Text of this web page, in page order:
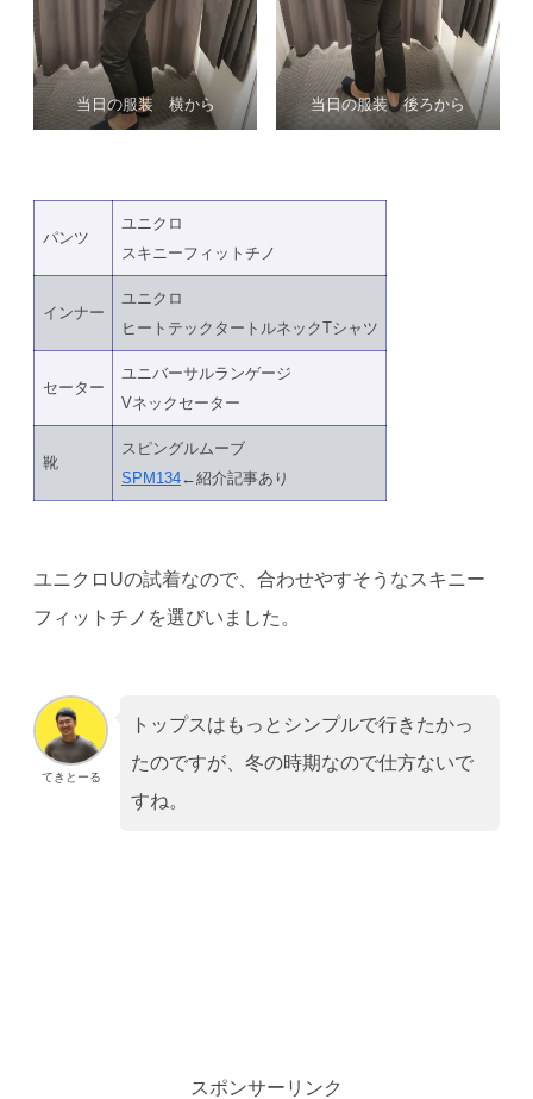
当日の服装 横から 当日の服装 後ろから
パンツ
ユニクロ
スキニーフィットチノ
インナー
ユニクロ
ヒートテックタートルネックTシャツ
セーター
ユニバーサルランゲージ
Vネックセーター
靴
スピングルムーブ
SPM134←紹介記事あり
ユニクロUの試着なので、合わせやすそうなスキニー
フィットチノを選びいました。
てきとーる
トップスはもっとシンプルで行きたかっ
たのですが、冬の時期なので仕方ないで
すね。
スポンサーリンク